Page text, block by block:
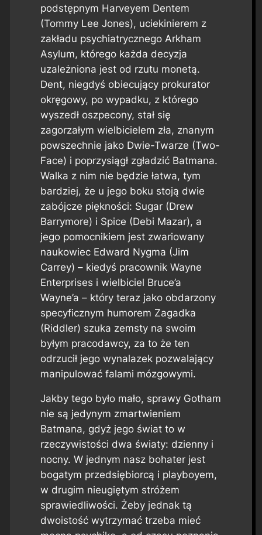
podstępnym Harveyem Dentem
(Tommy Lee Jones), uciekinierem z
zakładu psychiatrycznego Arkham
Asylum, którego każda decyzja
uzależniona jest od rzutu monetą.
Dent, niegdyś obiecujący prokurator
okręgowy, po wypadku, z którego
wyszedł oszpecony, stał się
zagorzałym wielbicielem zła, znanym
powszechnie jako Dwie-Twarze (Two-
Face) i poprzysiągł zgładzić Batmana.
Walka z nim nie będzie łatwa, tym
bardziej, że u jego boku stoją dwie
zabójcze piękności: Sugar (Drew
Barrymore) i Spice (Debi Mazar), a
jego pomocnikiem jest zwariowany
naukowiec Edward Nygma (Jim
Carrey) – kiedyś pracownik Wayne
Enterprises i wielbiciel Bruce’a
Wayne’a – który teraz jako obdarzony
specyficznym humorem Zagadka
(Riddler) szuka zemsty na swoim
byłym pracodawcy, za to że ten
odrzucił jego wynalazek pozwalający
manipulować falami mózgowymi.
Jakby tego było mało, sprawy Gotham
nie są jedynym zmartwieniem
Batmana, gdyż jego świat to w
rzeczywistości dwa światy: dzienny i
nocny. W jednym nasz bohater jest
bogatym przedsiębiorcą i playboyem,
w drugim nieugiętym stróżem
sprawiedliwości. Żeby jednak tą
dwoistość wytrzymać trzeba mieć